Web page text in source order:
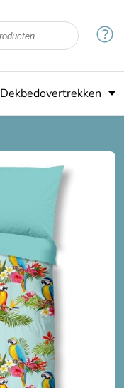
Dekbedovertrekken